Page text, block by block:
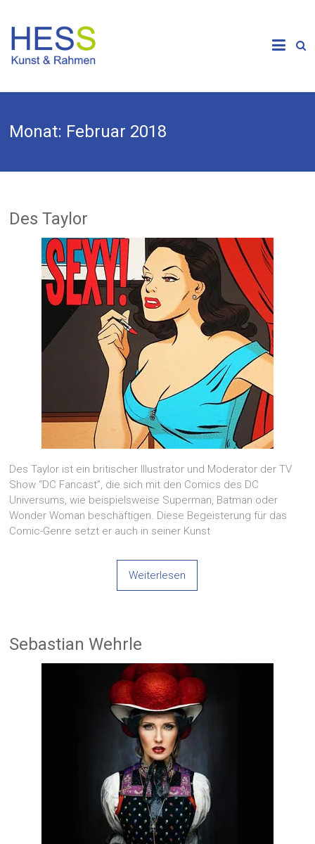
content
Monat: Februar 2018
Des Taylor
Des Taylor ist ein britischer Illustrator und Moderator der TV
Show “DC Fancast”, die sich mit den Comics des DC
Universums, wie beispielsweise Superman, Batman oder
Wonder Woman beschäftigen. Diese Begeisterung für das
Comic-Genre setzt er auch in seiner Kunst
Weiterlesen
Sebastian Wehrle